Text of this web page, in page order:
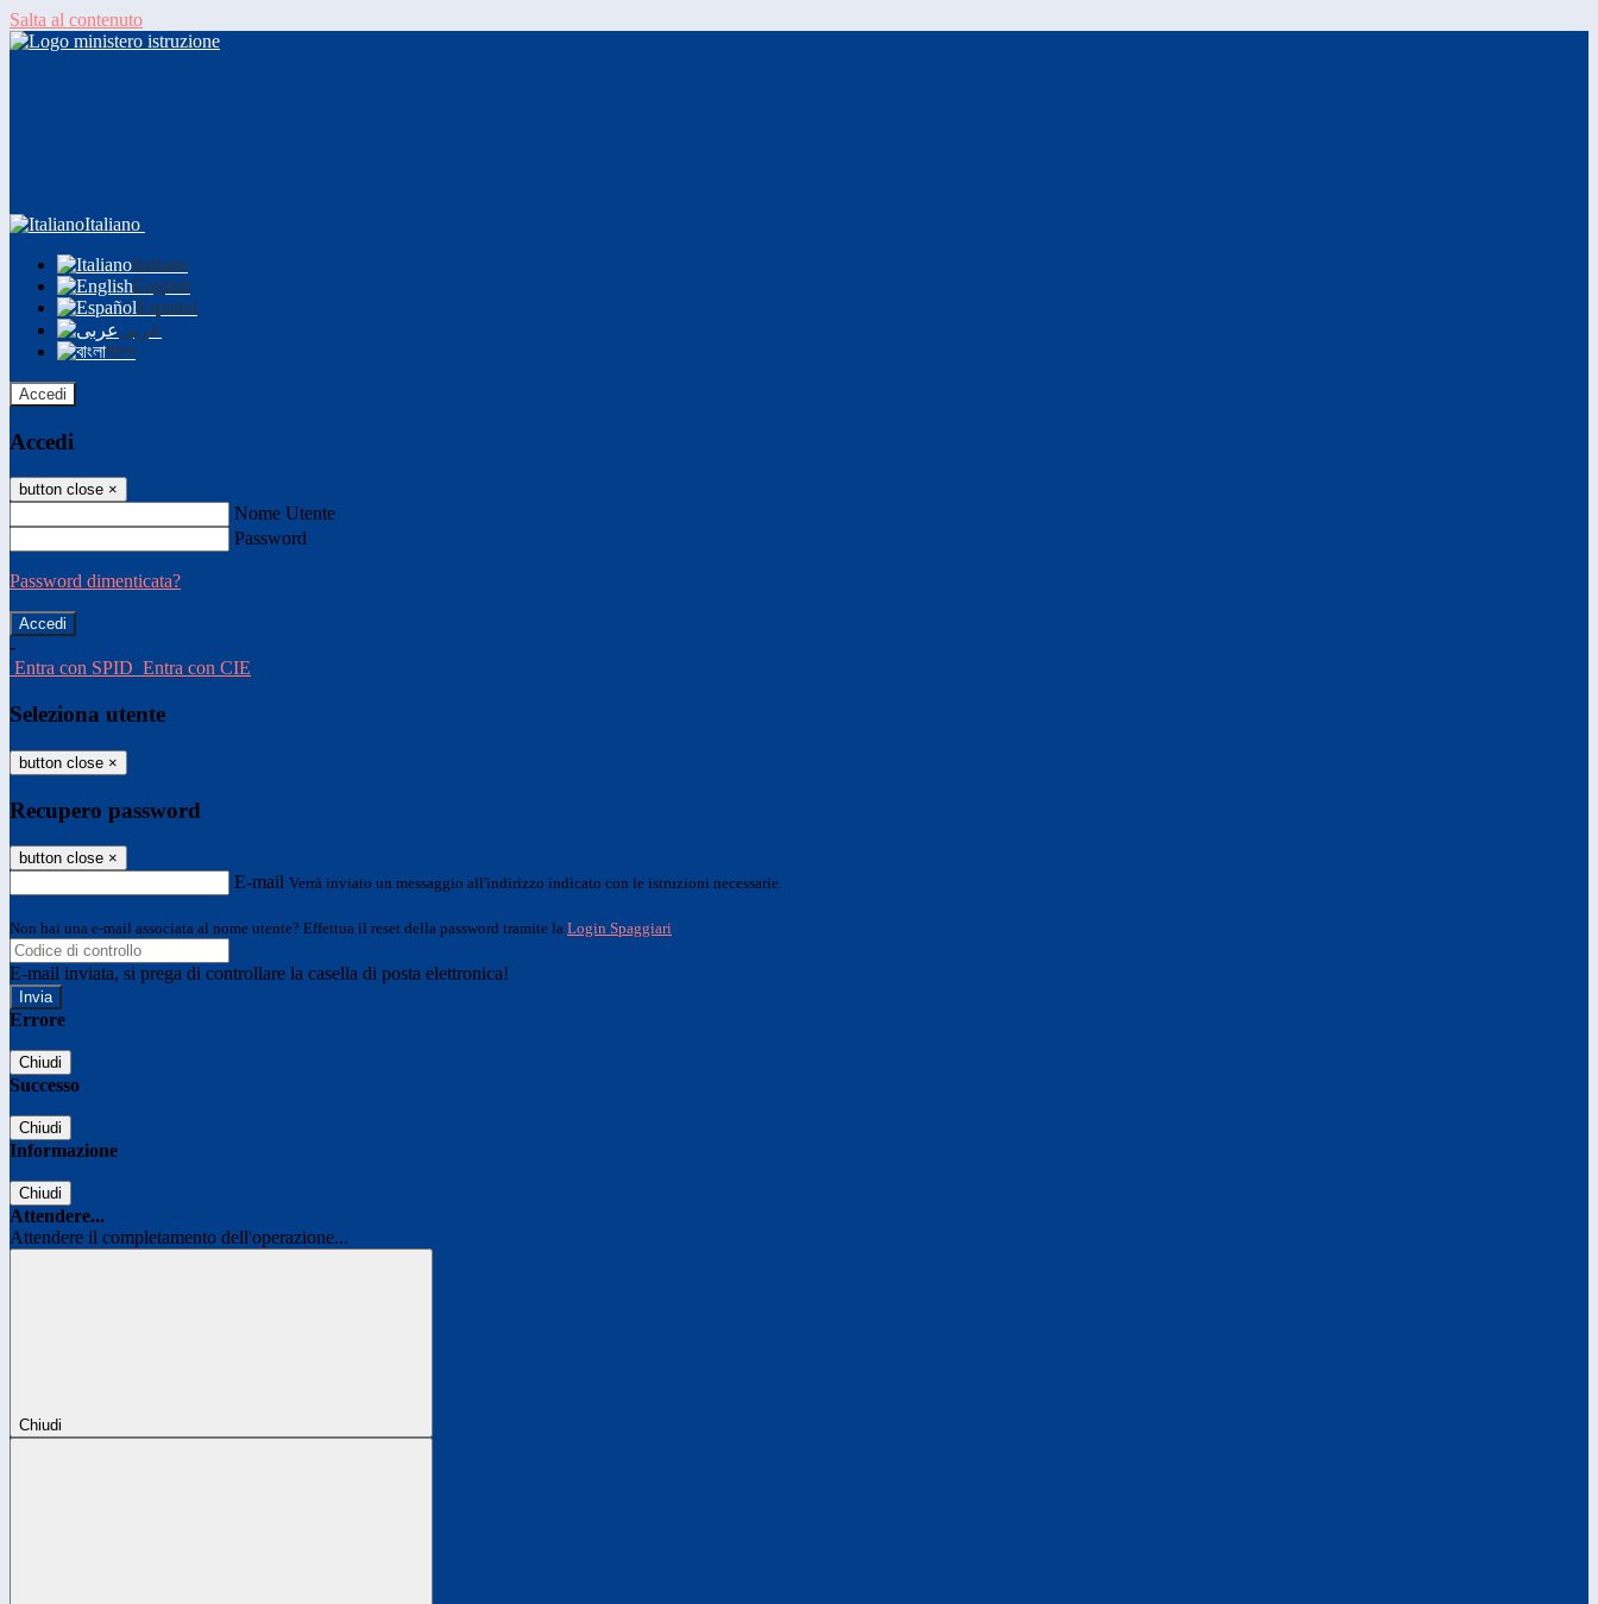
Salta al contenuto
Italiano
Italiano
English
Español
عربى
বাংলা
Accedi
Accedi
button close ×
Nome Utente
Password
Password dimenticata?
-
Entra con SPID Entra con CIE
Seleziona utente
button close ×
Recupero password
button close ×
E-mail Verrà inviato un messaggio all'indirizzo indicato con le istruzioni necessarie.
Non hai una e-mail associata al nome utente? Effettua il reset della password tramite la Login Spaggiari
E-mail inviata, si prega di controllare la casella di posta elettronica!
Errore
Chiudi
Successo
Chiudi
Informazione
Chiudi
Attendere...
Attendere il completamento dell'operazione...
Chiudi